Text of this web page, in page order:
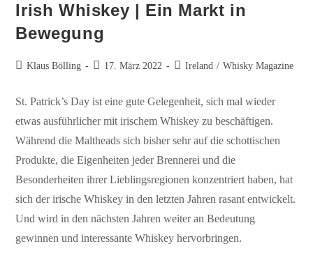
Irish Whiskey | Ein Markt in
Bewegung
Klaus Bölling 17. März 2022 Ireland / Whisky Magazine
St. Patrick’s Day ist eine gute Gelegenheit, sich mal wieder
etwas ausführlicher mit irischem Whiskey zu beschäftigen.
Während die Maltheads sich bisher sehr auf die schottischen
Produkte, die Eigenheiten jeder Brennerei und die
Besonderheiten ihrer Lieblingsregionen konzentriert haben, hat
sich der irische Whiskey in den letzten Jahren rasant entwickelt.
Und wird in den nächsten Jahren weiter an Bedeutung
gewinnen und interessante Whiskey hervorbringen.